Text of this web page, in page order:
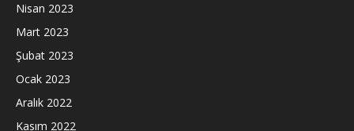
Nisan 2023
Mart 2023
Şubat 2023
Ocak 2023
Aralık 2022
Kasım 2022